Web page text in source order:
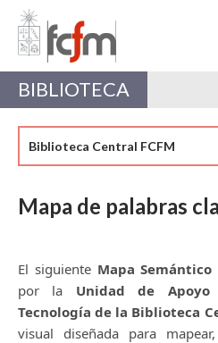
Estudiantes
Académicas/os
BIBLIOTECA
Biblioteca Central FCFM
Mapa de palabras
El siguiente Mapa
por la Unidad de
Tecnología de la Biblioteca
visual diseñada para